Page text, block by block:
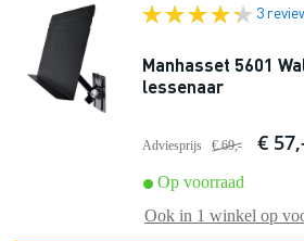
3
Manhasset 5601
lessenaar
Adviesprijs € 69,- €
Op voorraad
Ook in 1 winkel op